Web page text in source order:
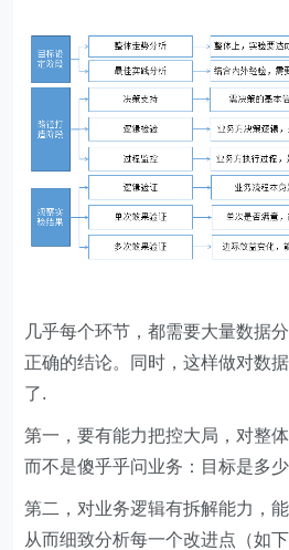
几乎每个环节，都需要大量数据
正确的结论。同时，这样做对数
了.
第一，要有能力把控大局，对整
而不是傻乎乎问业务：目标是多少
第二，对业务逻辑有拆解能力，
从而细致分析每一个改进点（如下